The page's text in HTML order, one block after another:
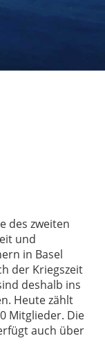
des zweiten
und
in Basel
der Kriegszeit
deshalb ins
Heute zählt
Mitglieder. Die
auch über